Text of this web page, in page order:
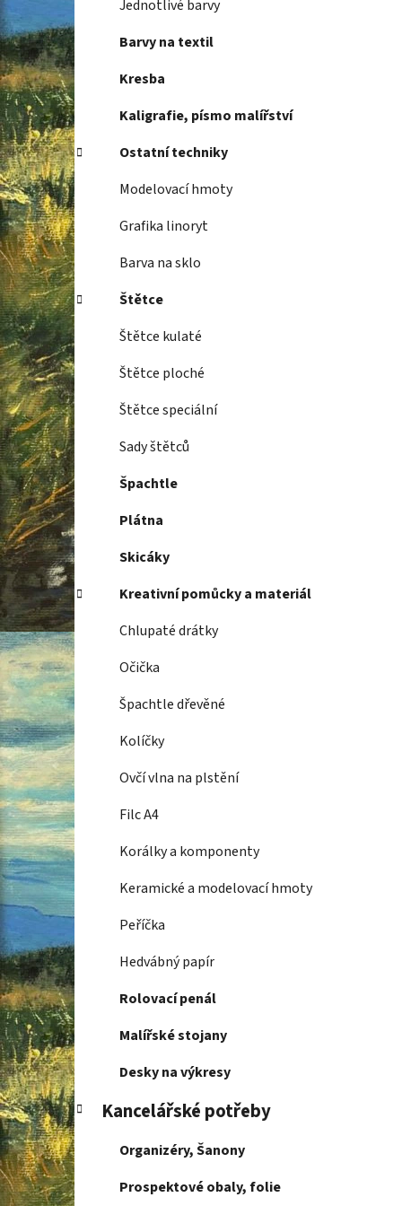
Jednotlivé barvy
Barvy na textil
Kresba
Kaligrafie, písmo malířství
Ostatní techniky
Modelovací hmoty
Grafika linoryt
Barva na sklo
Štětce
Štětce kulaté
Štětce ploché
Štětce speciální
Sady štětců
Špachtle
Plátna
Skicáky
Kreativní pomůcky a materiál
Chlupaté drátky
Očička
Špachtle dřevěné
Kolíčky
Ovčí vlna na plstění
Filc A4
Korálky a komponenty
Keramické a modelovací hmoty
Peříčka
Hedvábný papír
Rolovací penál
Malířské stojany
Desky na výkresy
Kancelářské potřeby
Organizéry, Šanony
Prospektové obaly, folie